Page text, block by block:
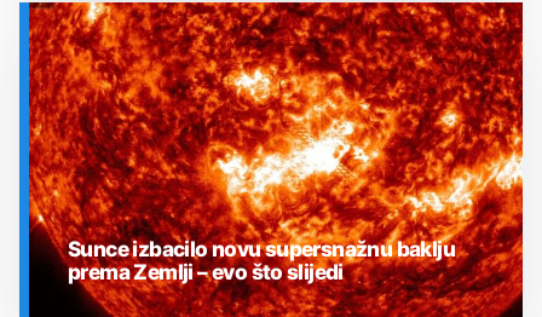
SVEMIR
Sunce izbacilo novu supersnažnu baklju
prema Zemlji – evo što slijedi